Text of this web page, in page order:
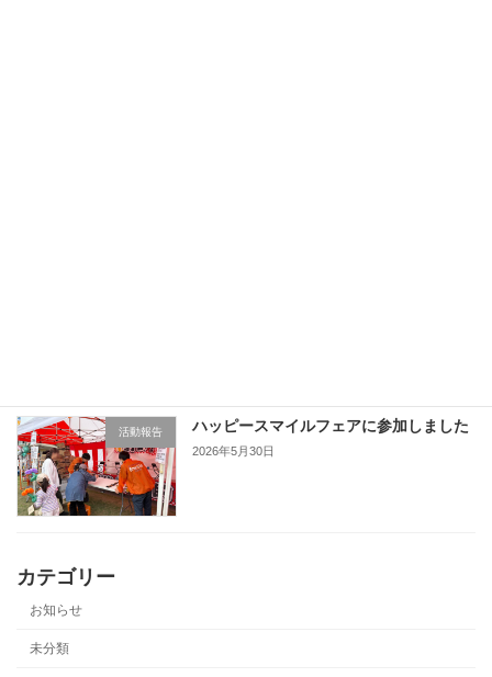
活動報告 ハッピースマイルフェアに参加しました
2026年5月30日
カテゴリー
お知らせ
未分類